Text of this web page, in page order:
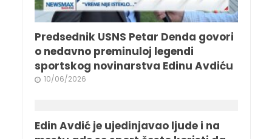
Predsednik USNS Petar Denda govori
o nedavno preminuloj legendi
sportskog novinarstva Edinu Avdiću
10/06/2026
Edin Avdić je ujedinjavao ljude i na